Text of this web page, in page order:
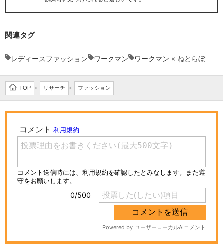
関連タグ
レディースファッション ワークマン ワークマン × ねとらぼ
TOP > リサーチ > ファッション